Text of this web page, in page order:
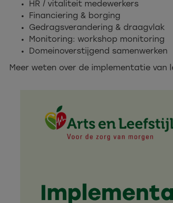
HR / vitaliteit medewerkers​​
Financiering & borging​
Gedragsverandering & draagvlak​
Monitoring: workshop monitoring ​
Domeinoverstijgend samenwerken​
Meer weten over de implementatie